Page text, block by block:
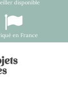
disponible
en France